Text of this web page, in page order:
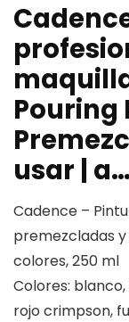
Pouring
usar | a…
Cadence –
premezcladas y
colores, 250 ml
Colores:
rojo crimpson,